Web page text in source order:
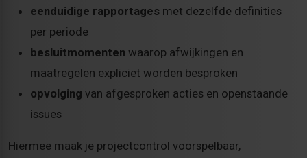
eenduidige rapportages met dezelfde definities
per periode
besluitmomenten waarop afwijkingen en
maatregelen expliciet worden besproken
opvolging van afgesproken acties en openstaande
issues
Hiermee maak je projectcontrol voorspelbaar,